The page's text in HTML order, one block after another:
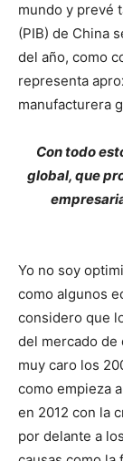
mundo y prevé
(PIB) de China
del año, como
representa
manufacturera
Con todo
global, que
Yo no soy
como algunos
considero que
del mercado de
muy caro los
como empieza
en 2012 con la
por delante a